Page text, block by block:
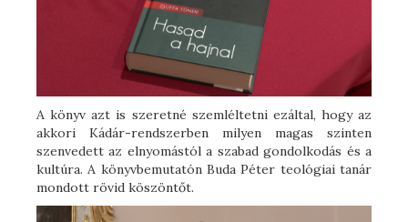
A könyv azt is szeretné szemléltetni ezáltal, hogy az
akkori Kádár-rendszerben milyen magas szinten
szenvedett az elnyomástól a szabad gondolkodás és a
kultúra. A könyvbemutatón Buda Péter teológiai tanár
mondott rövid köszöntőt.